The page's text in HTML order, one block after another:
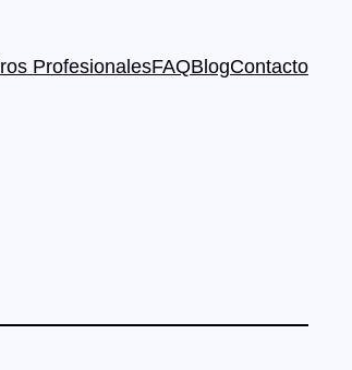
ProfesionalesFAQBlogContacto